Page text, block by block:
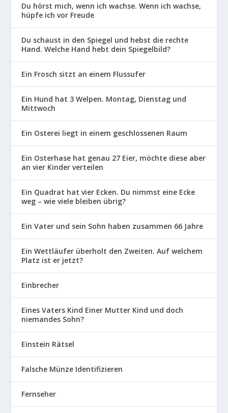
Du hörst mich, wenn ich wachse. Wenn ich wachse,
hüpfe ich vor Freude
Du schaust in den Spiegel und hebst die rechte
Hand. Welche Hand hebt dein Spiegelbild?
Ein Frosch sitzt an einem Flussufer
Ein Hund hat 3 Welpen. Montag, Dienstag und
Mittwoch
Ein Osterei liegt in einem geschlossenen Raum
Ein Osterhase hat genau 27 Eier, möchte diese aber
an vier Kinder verteilen
Ein Quadrat hat vier Ecken. Du nimmst eine Ecke
weg – wie viele bleiben übrig?
Ein Vater und sein Sohn haben zusammen 66 Jahre
Ein Wettläufer überholt den Zweiten. Auf welchem
Platz ist er jetzt?
Einbrecher
Eines Vaters Kind Einer Mutter Kind und doch
niemandes Sohn?
Einstein Rätsel
Falsche Münze Identifizieren
Fernseher